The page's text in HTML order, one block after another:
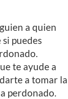
a quien
puedes
te ayude a
a tomar la
perdonado.